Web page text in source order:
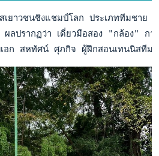
ยาวชนชิงแชมป์โลก ประเภททีมชาย
ลปรากฏว่า เดี่ยวมือสอง "กล้อง"
อก สหทัศน์ ศุภกิจ ผู้ฝึกสอนเทนนิสทีม